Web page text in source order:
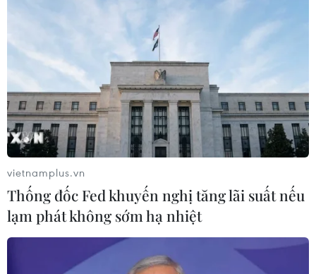
#Tổ chức Hiệp ước Bắc Đại Tây Dương
#Hệ thống phòng không tên lửa
#SAMP-T
Thổ Nhĩ Kỳ
vietnamplus.vn
Thống đốc Fed khuyến nghị tăng lãi suất nếu
lạm phát không sớm hạ nhiệt